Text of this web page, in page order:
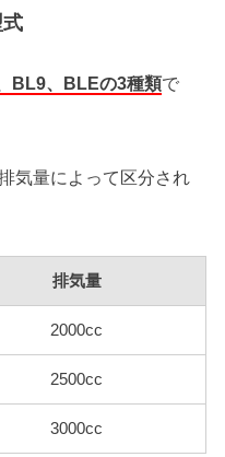
BL9、BLEの3種類で
気量によって区分され
排気量
2000cc
2500cc
3000cc